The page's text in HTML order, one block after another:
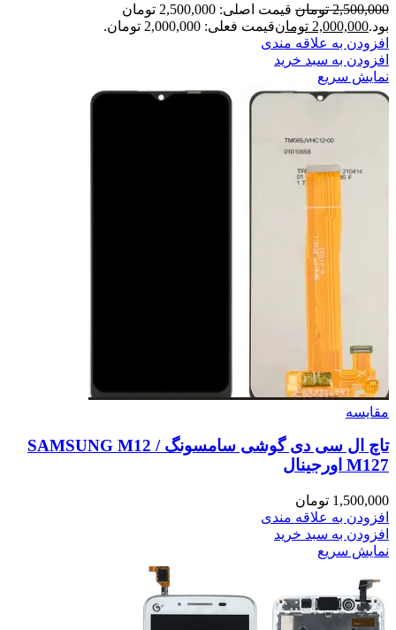
2,500,000 تومان
قیمت اصلی: 2,500,000 تومان
بود.2,000,000 تومانقیمت فعلی: 2,000,000 تومان.
افزودن به علاقه مندی
افزودن به سبد خرید
نمایش سریع
مقايسه
تاچ ال سی دی گوشی سامسونگ SAMSUNG M12 /
M127 اورجینال
1,500,000 تومان
افزودن به علاقه مندی
افزودن به سبد خرید
نمایش سریع